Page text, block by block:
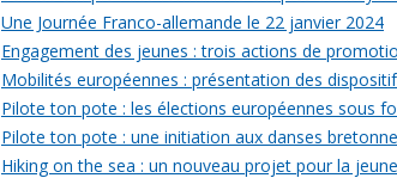
Une Journée Franco-allemande le 22 janvier 2024
Engagement des jeunes : trois actions de
Mobilités européennes : présentation des
Pilote ton pote : les élections européennes sous
Pilote ton pote : une initiation aux danses
Hiking on the sea : un nouveau projet pour la